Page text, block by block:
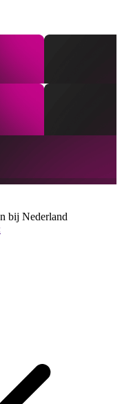
bij Nederland